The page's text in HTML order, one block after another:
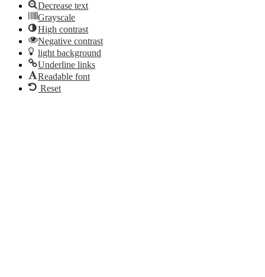
Decrease text
Grayscale
High contrast
Negative contrast
light background
Underline links
Readable font
Reset